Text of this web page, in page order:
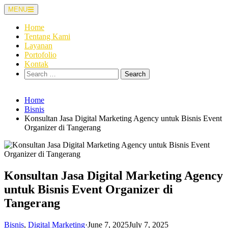
Skip
to
content
MENU
Home
Tentang Kami
Layanan
Portofolio
Kontak
Search
for:
Home
Bisnis
Konsultan Jasa Digital Marketing Agency untuk Bisnis Event
Organizer di Tangerang
Konsultan Jasa Digital Marketing Agency
untuk Bisnis Event Organizer di
Tangerang
Bisnis, Digital Marketing·June 7, 2025July 7, 2025